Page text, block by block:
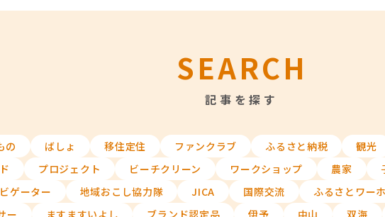
SEARCH
記事を探す
の ばしょ 移住定住 ファンクラブ ふるさと納税 観光
プロジェクト ビーチクリーン ワークショップ 農家
ゲーター
地域おこし協力隊 JICA 国際交流 ふるさとワー